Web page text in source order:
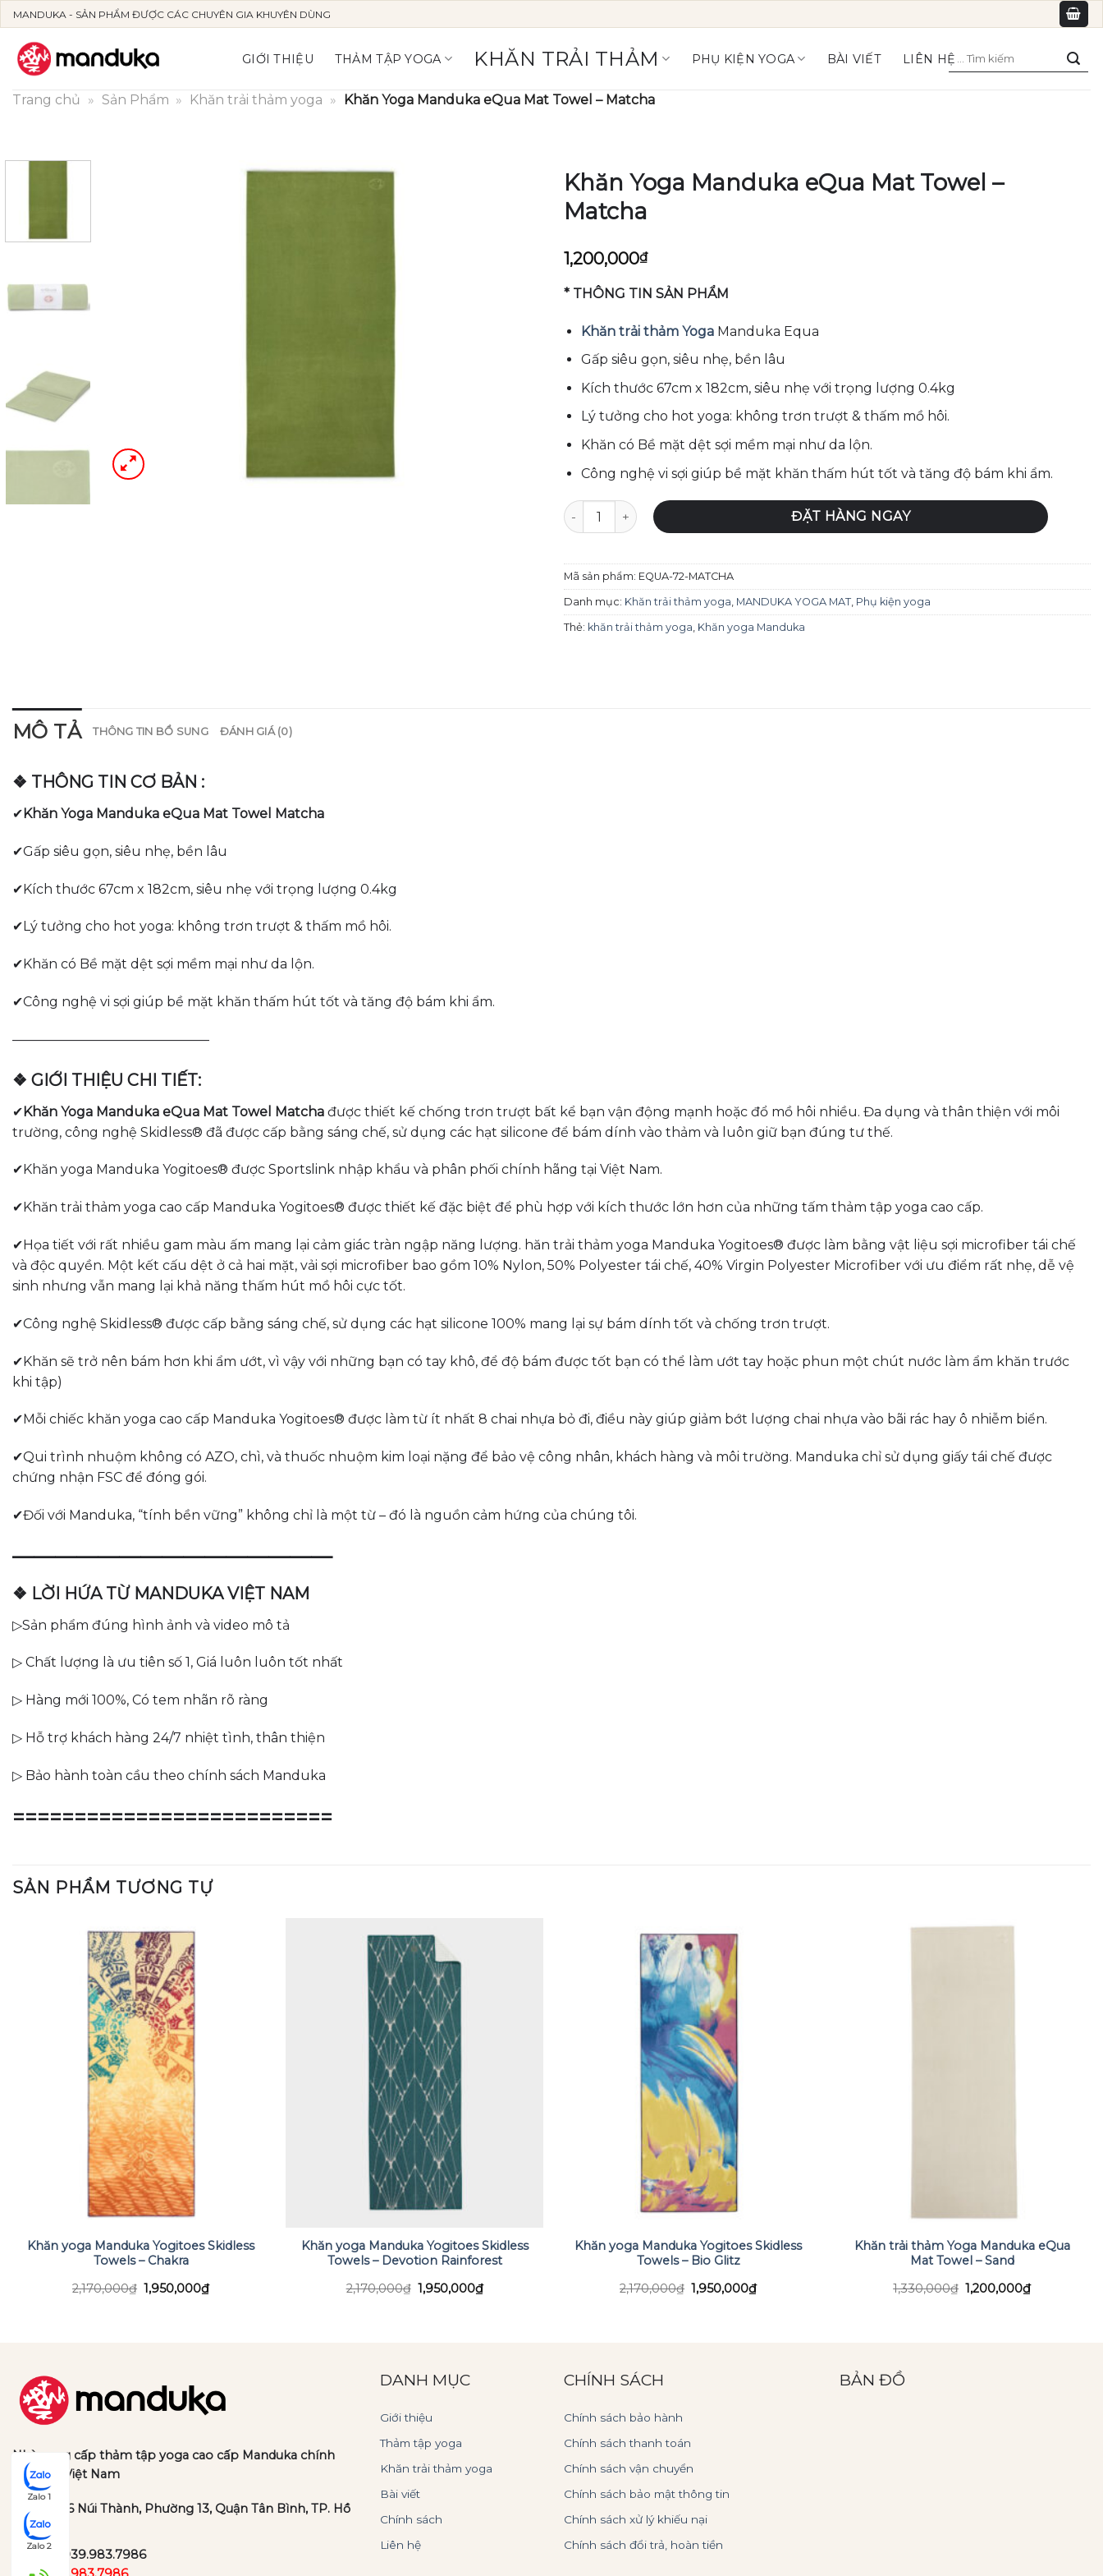
Skip
to
content
MANDUKA - SẢN PHẨM ĐƯỢC CÁC CHUYÊN GIA KHUYÊN DÙNG
GIỚI THIỆU THẢM TẬP YOGA KHĂN TRẢI THẢM PHỤ KIỆN YOGA BÀI VIẾT LIÊN HỆTìm
kiếm:
Trang chủ » Sản Phẩm » Khăn trải thảm yoga » Khăn Yoga Manduka eQua Mat Towel – Matcha
Khăn Yoga Manduka eQua Mat Towel –
Matcha
1,200,000₫
* THÔNG TIN SẢN PHẨM
Khăn trải thảm YogaManduka Equa
Gấp siêu gọn, siêu nhẹ, bền lâu
Kích thước 67cm x 182cm, siêu nhẹ với trọng lượng 0.4kg
Lý tưởng cho hot yoga: không trơn trượt & thấm mồ hôi.
Khăn có Bề mặt dệt sợi mềm mại như da lộn.
Công nghệ vi sợi giúp bề mặt khăn thấm hút tốt và tăng độ bám khi ẩm.
Khăn Yoga Manduka eQua Mat Towel - Matcha số lượng
ĐẶT HÀNG NGAY
Mã sản phẩm: EQUA-72-MATCHA
Danh mục: Khăn trải thảm yoga, MANDUKA YOGA MAT, Phụ kiện yoga
Thẻ: khăn trải thảm yoga, Khăn yoga Manduka
MÔ TẢ THÔNG TIN BỔ SUNG ĐÁNH GIÁ (0)
❖ THÔNG TIN CƠ BẢN :
✔Khăn Yoga Manduka eQua Mat Towel Matcha
✔Gấp siêu gọn, siêu nhẹ, bền lâu
✔Kích thước 67cm x 182cm, siêu nhẹ với trọng lượng 0.4kg
✔Lý tưởng cho hot yoga: không trơn trượt & thấm mồ hôi.
✔Khăn có Bề mặt dệt sợi mềm mại như da lộn.
✔Công nghệ vi sợi giúp bề mặt khăn thấm hút tốt và tăng độ bám khi ẩm.
———————————————
❖ GIỚI THIỆU CHI TIẾT:
✔Khăn Yoga Manduka eQua Mat Towel Matcha được thiết kế chống trơn trượt bất kể bạn vận động mạnh hoặc đổ mồ hôi nhiều. Đa dụng và thân thiện với môi
trường, công nghệ Skidless® đã được cấp bằng sáng chế, sử dụng các hạt silicone để bám dính vào thảm và luôn giữ bạn đúng tư thế.
✔Khăn yoga Manduka Yogitoes® được Sportslink nhập khẩu và phân phối chính hãng tại Việt Nam.
✔Khăn trải thảm yoga cao cấp Manduka Yogitoes® được thiết kế đặc biệt để phù hợp với kích thước lớn hơn của những tấm thảm tập yoga cao cấp.
✔Họa tiết với rất nhiều gam màu ấm mang lại cảm giác tràn ngập năng lượng. hăn trải thảm yoga Manduka Yogitoes® được làm bằng vật liệu sợi microfiber tái chế
và độc quyền. Một kết cấu dệt ở cả hai mặt, vải sợi microfiber bao gồm 10% Nylon, 50% Polyester tái chế, 40% Virgin Polyester Microfiber với ưu điểm rất nhẹ, dễ vệ
sinh nhưng vẫn mang lại khả năng thấm hút mồ hôi cực tốt.
✔Công nghệ Skidless® được cấp bằng sáng chế, sử dụng các hạt silicone 100% mang lại sự bám dính tốt và chống trơn trượt.
✔Khăn sẽ trở nên bám hơn khi ẩm ướt, vì vậy với những bạn có tay khô, để độ bám được tốt bạn có thể làm ướt tay hoặc phun một chút nước làm ẩm khăn trước
khi tập)
✔Mỗi chiếc khăn yoga cao cấp Manduka Yogitoes® được làm từ ít nhất 8 chai nhựa bỏ đi, điều này giúp giảm bớt lượng chai nhựa vào bãi rác hay ô nhiễm biển.
✔Qui trình nhuộm không có AZO, chì, và thuốc nhuộm kim loại nặng để bảo vệ công nhân, khách hàng và môi trường. Manduka chỉ sử dụng giấy tái chế được
chứng nhận FSC để đóng gói.
✔Đối với Manduka, “tính bền vững” không chỉ là một từ – đó là nguồn cảm hứng của chúng tôi.
———————————————
❖ LỜI HỨA TỪ MANDUKA VIỆT NAM
▷Sản phẩm đúng hình ảnh và video mô tả
▷ Chất lượng là ưu tiên số 1, Giá luôn luôn tốt nhất
▷ Hàng mới 100%, Có tem nhãn rõ ràng
▷ Hỗ trợ khách hàng 24/7 nhiệt tình, thân thiện
▷ Bảo hành toàn cầu theo chính sách Manduka
==========================
SẢN PHẨM TƯƠNG TỰ
Khăn yoga Manduka Yogitoes Skidless
Towels – Chakra
2,170,000₫ Giá
gốc
1,950,000₫Giá
Khăn yoga Manduka Yogitoes Skidless
Towels – Devotion Rainforest
2,170,000₫ Giá
gốc
1,950,000₫Giá
hiện
Khăn yoga Manduka Yogitoes Skidless
Towels – Bio Glitz
2,170,000₫ Giá
gốc
1,950,000₫Giá
Khăn trải thảm Yoga Manduka eQua
Mat Towel – Sand
1,330,000₫ Giá
gốc
1,200,000₫Giá
Nhà cung cấp thảm tập yoga cao cấp Manduka chính
hãng tại Việt Nam
Địa chỉ:
36 Núi Thành, Phường 13, Quận Tân Bình, TP. Hồ
Chí Minh
039.983.7986
DANH MỤC
Giới thiệu
Thảm tập yoga
Khăn trải thảm yoga
Bài viết
Chính sách
Liên hệ
CHÍNH SÁCH
Chính sách bảo hành
Chính sách thanh toán
Chính sách vận chuyển
Chính sách bảo mật thông tin
Chính sách xử lý khiếu nại
Chính sách đổi trả, hoàn tiền
BẢN ĐỒ
Zalo 1
Zalo 2